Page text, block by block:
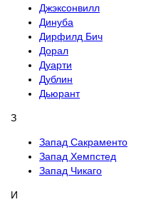
Джэксонвилл
Динуба
Дирфилд Бич
Дорал
Дуарти
Дублин
Дьюрант
З
Запад Сакраменто
Запад Хемпстед
Запад Чикаго
И